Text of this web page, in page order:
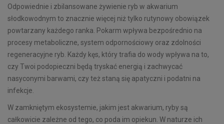
Odpowiednie i zbilansowane żywienie ryb w akwarium
słodkowodnym to znacznie więcej niż tylko rutynowy obowiązek
powtarzany każdego ranka. Pokarm wpływa bezpośrednio na
procesy metaboliczne, system odpornościowy oraz zdolności
regeneracyjne ryb. Każdy kęs, który trafia do wody wpływa na to,
czy Twoi podopieczni będą tryskać energią i zachwycać
nasyconymi barwami, czy też staną się apatyczni i podatni na
infekcje.
W zamkniętym ekosystemie, jakim jest akwarium, ryby są
całkowicie zależne od tego, co poda im opiekun. W naturze ich